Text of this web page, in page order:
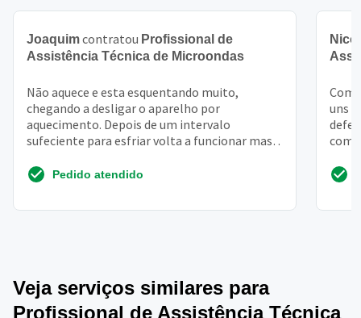
Joaquimcontratou Profissional de
Assistência Técnica de Microondas
Não aquece e esta esquentando muito,
chegando a desligar o aparelho por
aquecimento. Depois de um intervalo
sufeciente para esfriar volta a funcionar mas o
Pedido atendido
uns
com
Veja serviços similares para
Profissional de Assistência Técnica